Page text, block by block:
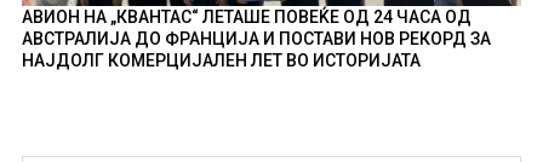
АВИОН НА „КВАНТАС“ ЛЕТАШЕ ПОВЕЌЕ ОД 24 ЧАСА ОД
АВСТРАЛИЈА ДО ФРАНЦИЈА И ПОСТАВИ НОВ РЕКОРД ЗА
НАЈДОЛГ КОМЕРЦИЈАЛЕН ЛЕТ ВО ИСТОРИЈАТА